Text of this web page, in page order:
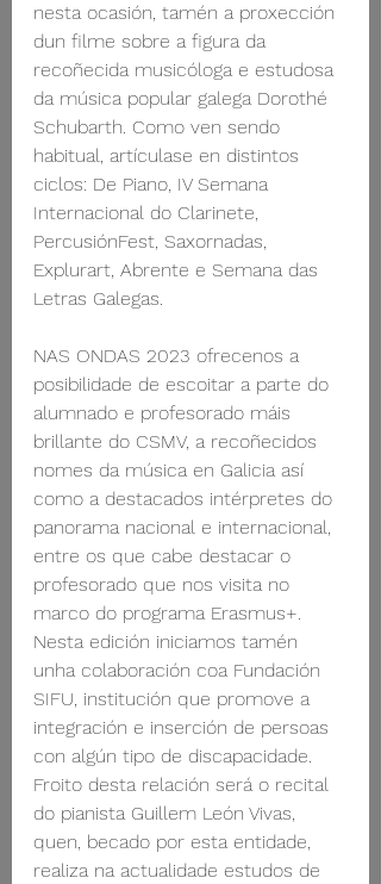
nesta ocasión, tamén a proxección
dun filme sobre a figura da
recoñecida musicóloga e estudosa
da música popular galega Dorothé
Schubarth. Como ven sendo
habitual, artículase en distintos
ciclos: De Piano, IV Semana
Internacional do Clarinete,
PercusiónFest, Saxornadas,
Explurart, Abrente e Semana das
Letras Galegas.
NAS ONDAS 2023 ofrecenos a
posibilidade de escoitar a parte do
alumnado e profesorado máis
brillante do CSMV, a recoñecidos
nomes da música en Galicia así
como a destacados intérpretes do
panorama nacional e internacional,
entre os que cabe destacar o
profesorado que nos visita no
marco do programa Erasmus+.
Nesta edición iniciamos tamén
unha colaboración coa Fundación
SIFU, institución que promove a
integración e inserción de persoas
con algún tipo de discapacidade.
Froito desta relación será o recital
do pianista Guillem León Vivas,
quen, becado por esta entidade,
realiza na actualidade estudos de